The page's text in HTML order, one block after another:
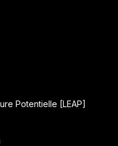
Potentielle [LEAP]